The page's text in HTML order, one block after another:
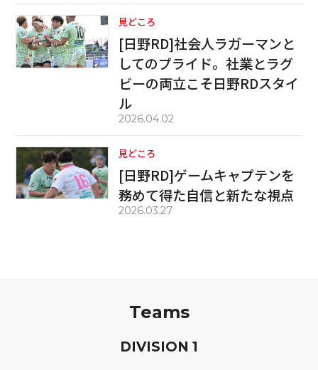
見どころ
[日野RD]社会人ラガーマンと
してのプライド。社業とラグ
ビーの両立こそ日野RDスタイ
ル
2026.04.02
見どころ
[日野RD]ゲームキャプテンを
務めて得た自信と新たな視点
2026.03.27
Teams
DIVISION 1